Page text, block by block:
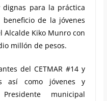
dignas para la práctica
de la jóvenes
Alcalde Kiko Munro con
millón de pesos.
del CETMAR #14 y
así como jóvenes y
municipal